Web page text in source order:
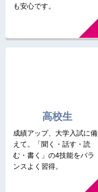
も安心です。
高校生
成績アップ、大学入試に備
えて。「聞く・話す・読
む・書く」の4技能をバラ
ンスよく習得。